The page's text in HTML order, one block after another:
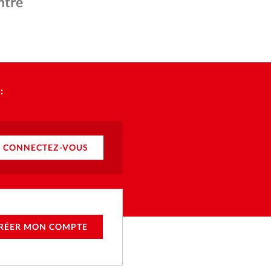
d'adresse
CONNECTEZ-VOUS
MON COMPTE